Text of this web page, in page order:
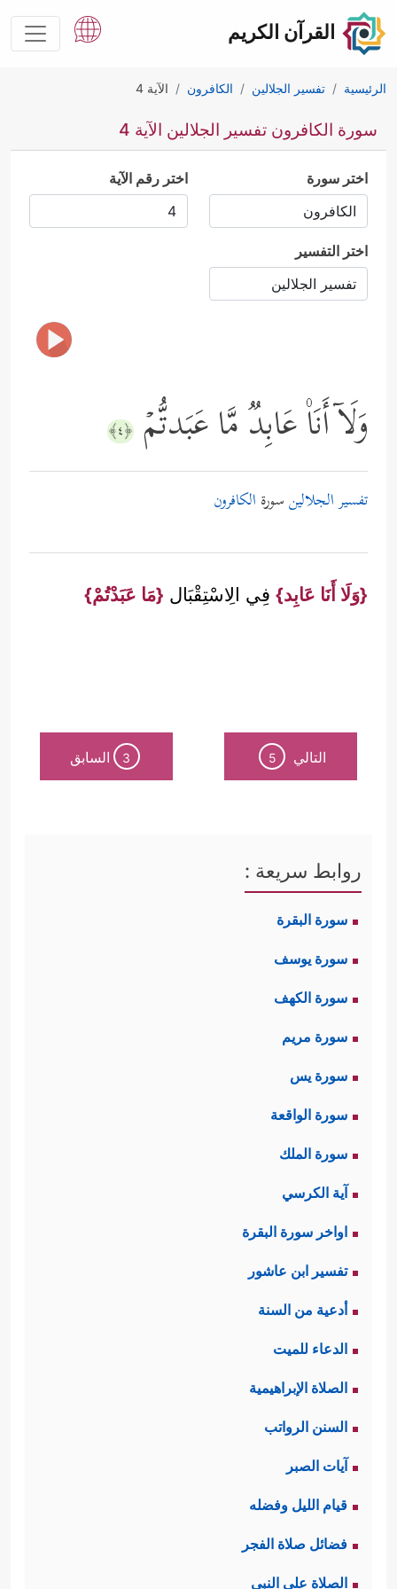
القرآن الكريم
الرئيسية تفسير الجلالين الكافرون الآية 4
سورة الكافرون تفسير الجلالين الآية 4
اختر سورة اختر رقم الآية
اختر التفسير
وَلَاۤ أَنَا۠ عَابِدࣱ مَّا عَبَدتُّمۡ ﴿٤﴾
تفسير الجلالينسورة الكافرون
{وَلَا أَنَا عَابِد} فِي الِاسْتِقْبَال {مَا عَبَدْتُمْ}
التالي 5
3 السابق
روابط سريعة :
سورة البقرة
سورة يوسف
سورة الكهف
سورة مريم
سورة يس
سورة الواقعة
سورة الملك
آية الكرسي
اواخر سورة البقرة
تفسير ابن عاشور
أدعية من السنة
الدعاء للميت
الصلاة الإبراهيمية
السنن الرواتب
آيات الصبر
قيام الليل وفضله
فضائل صلاة الفجر
الصلاة على النبي